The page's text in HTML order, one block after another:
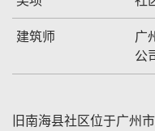
建筑师
广
公
旧南海县社区位于广州